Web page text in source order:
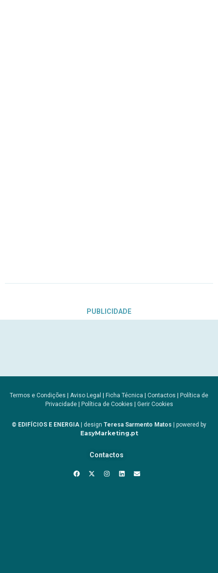
PUBLICIDADE
Termos e Condições | Aviso Legal | Ficha Técnica | Contactos | Política de
Privacidade| Política de Cookies | Gerir Cookies
© EDIFÍCIOS E ENERGIA | design Teresa Sarmento Matos | powered by
EasyMarketing.pt
Contactos